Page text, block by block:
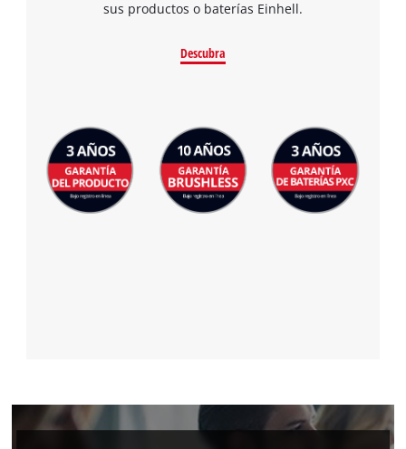
sus productos o baterías Einhell.
Descubra